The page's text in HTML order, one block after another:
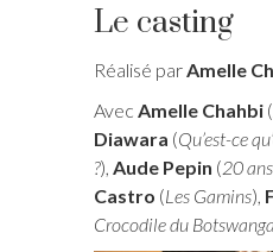
Le casting
Réalisé par Amelle
Avec Amelle Chahbi (
Diawara (Qu’est-ce
?), Aude Pepin (20
Castro (Les Gamins),
Crocodile du Botswanga